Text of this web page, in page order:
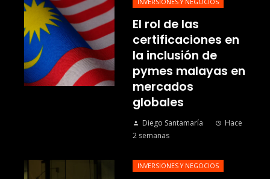
INVERSIONES Y NEGOCIOS
El rol de las
certificaciones en
la inclusión de
pymes malayas en
mercados
globales
Diego Santamaría
Hace
2 semanas
INVERSIONES Y NEGOCIOS